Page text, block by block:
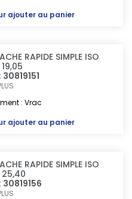
ajouter au panier
RAPIDE SIMPLE ISO
19,05
30819151
: Vrac
ajouter au panier
RAPIDE SIMPLE ISO
25,40
30819156